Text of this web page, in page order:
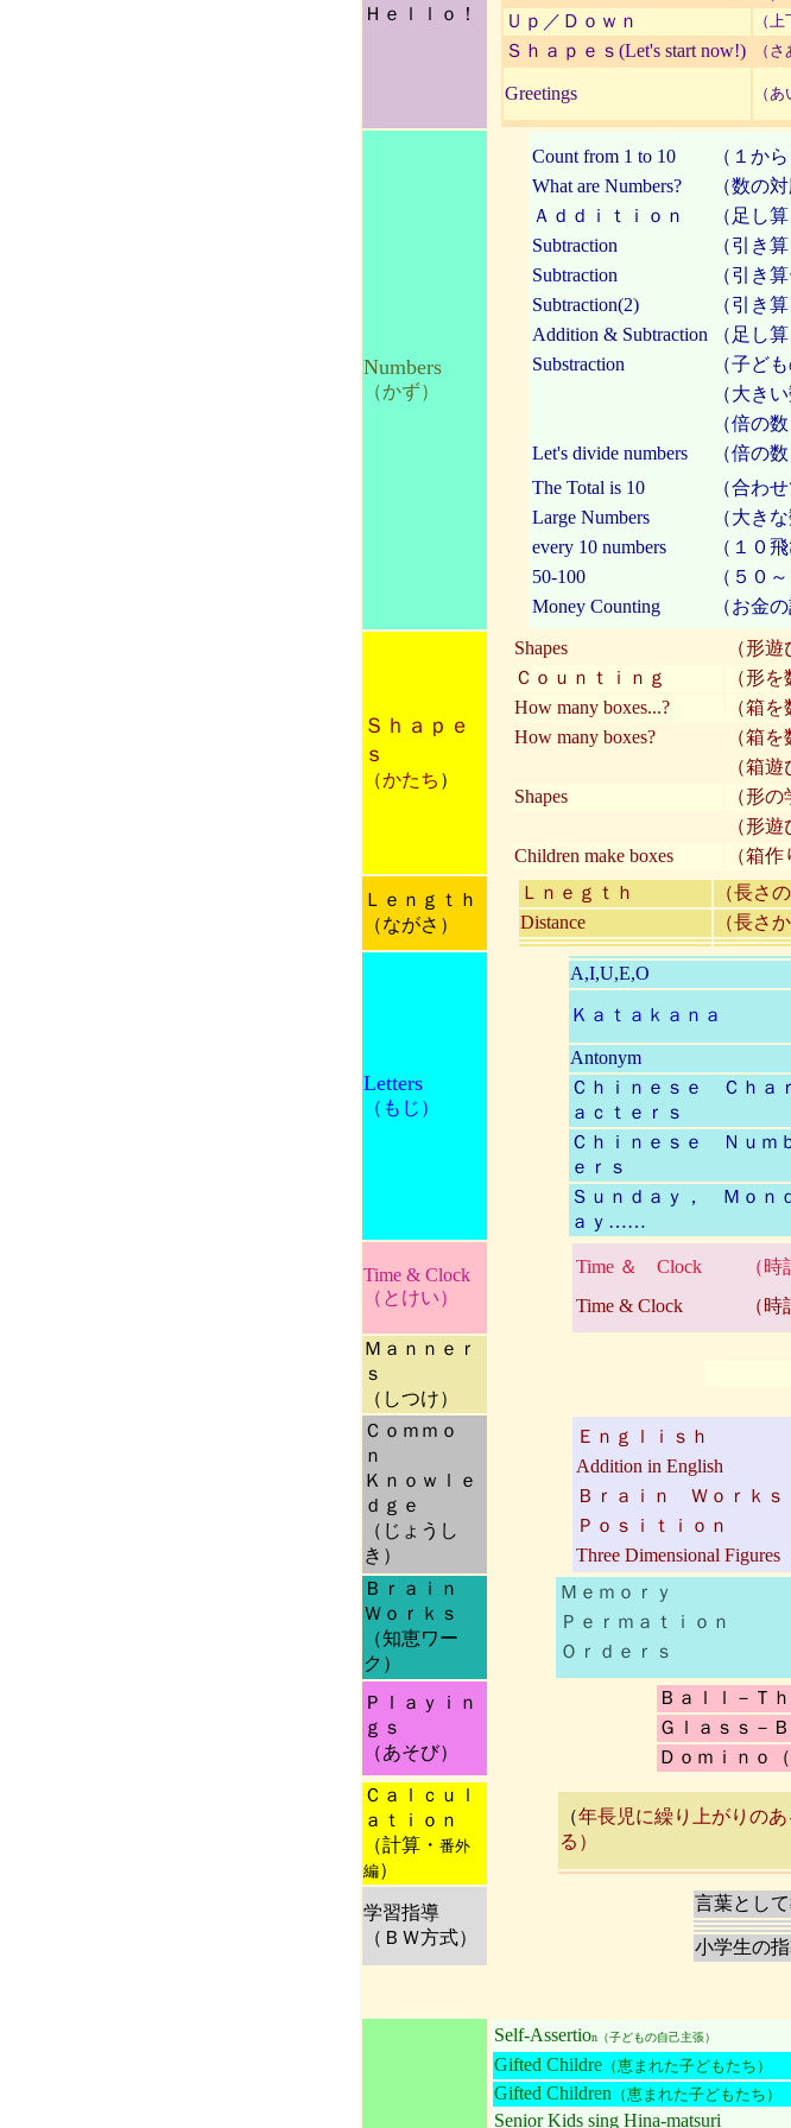
Ｈｅｌｌｏ！ Ｕｐ／Ｄｏｗｎ （
Ｓｈａｐｅｓ(Let's start now!)
（
Greetings （あ
Numbers
（かず）
Count from 1 to 10 （１か
What are Numbers?
（数の対
Ａｄｄｉｔｉｏｎ
（足し
Subtraction
（引き
Subtraction
（引き
Subtraction(2)
（引き
Addition & Subtraction
（足し
Substraction
（子ど
（大きい
（倍の数
Let's divide numbers
（倍の
The Total is 10
（合わ
Large Numbers
（大き
every 10 numbers
（１０
50-100
（５０
Money Counting
（お金の
Ｓｈａｐｅ
ｓ
（かたち ）
Shapes （形遊
Ｃｏｕｎｔｉｎｇ
（形を
How many boxes...?
（箱
How many boxes?
（箱
（箱遊
Shapes
（形の
（形遊
Children make boxes
（箱作
Ｌｅｎｇｔｈ
（ながさ）
Ｌｎｅｇｔｈ （長さ
Distance
（長さ
Letters
（もじ）
A,I,U,E,O
Ｋａｔａｋａｎａ
Antonym
Ｃｈｉｎｅｓｅ Ｃｈａｒ
ａｃｔｅｒｓ
Ｃｈｉｎｅｓｅ Ｎｕｍ
ｅｒｓ
Ｓｕｎｄａｙ， Ｍｏｎ
ａｙ……
Time & Clock
（とけい）
Time ＆ Clock （時
Time & Clock （時
Ｍａｎｎｅｒ
ｓ
（しつけ）
Ｃｏｍｍｏ
ｎ
Ｋｎｏｗｌｅ
ｄｇｅ
（じょうし
き）
Ｅｎｇｌｉｓｈ
Addition in English
Ｂｒａｉｎ Ｗｏｒｋｓ
Ｐｏｓｉｔｉｏｎ
Three Dimensional Figures
Ｂｒａｉｎ
Ｗｏｒｋｓ
（知恵ワー
ク）
Ｍｅｍｏｒｙ
Ｐｅｒｍａｔｉｏｎ
Ｏｒｄｅｒｓ
Ｐｌａｙｉｎ
ｇｓ
（あそび）
Ｂａｌｌ－Ｔ
Ｇｌａｓｓ－
Ｄｏｍｉｎｏ
Ｃａｌｃｕｌ
ａｔｉｏｎ
（計算・ 番外
編）
（年長児に繰り上がりの
る）
学習指導
（ＢＷ方式）
言葉とし
小学生の
Self-Assertion（子どもの自己主張）
Gifted Childre（恵まれた子どもたち）
Gifted Children（恵まれた子どもたち）
Senior Kids sing Hina-matsuri